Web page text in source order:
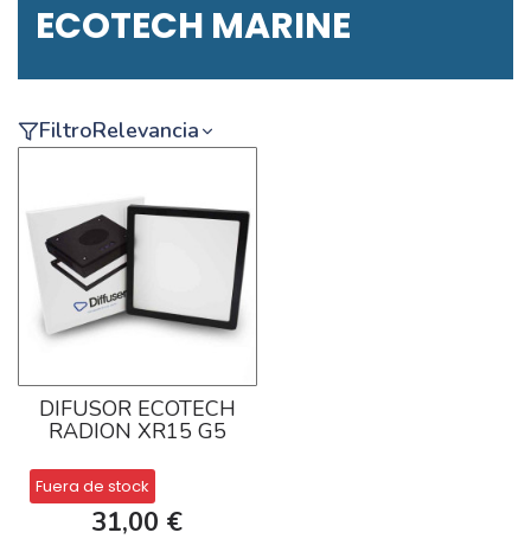
ECOTECH MARINE
FiltroRelevancia
DIFUSOR ECOTECH
RADION XR15 G5
Fuera de stock
31,00 €